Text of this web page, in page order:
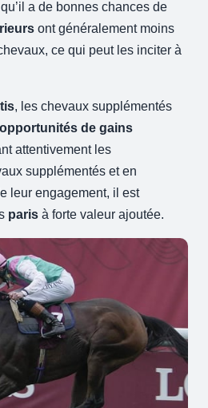
a de bonnes chances de
ont généralement moins
ce qui peut les inciter à
, les chevaux supplémentés
opportunités de gains
attentivement les
supplémentés et en
leur engagement, il est
paris à forte valeur ajoutée.